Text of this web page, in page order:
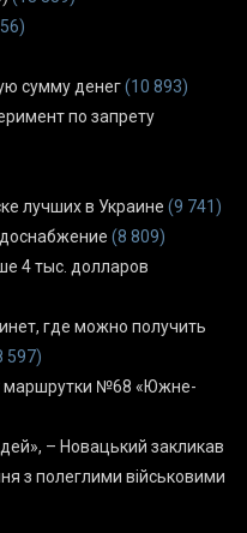
сумму денег(10 893)
по запрету
лучших в Украине (9 741)
(8 809)
4 тыс. долларов
где можно получить
597)
маршрутки №68 «Южне-
– Новацький закликав
з полеглими військовими